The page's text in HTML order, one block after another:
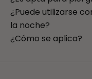
¿Puede utilizarse
la noche?
¿Cómo se aplica?